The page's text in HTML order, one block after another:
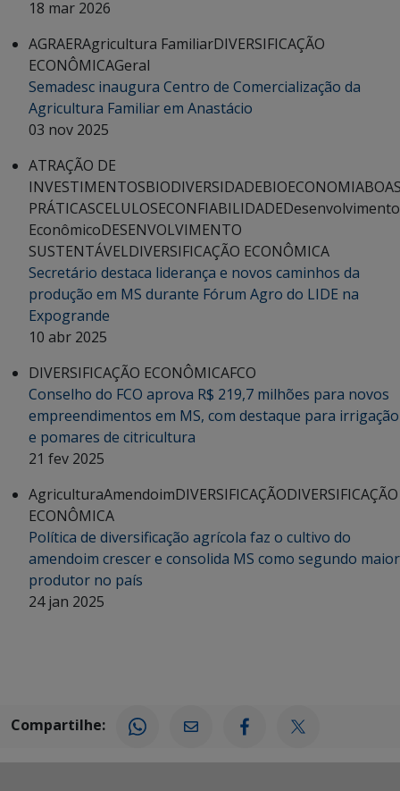
18 mar 2026
AGRAERAgricultura FamiliarDIVERSIFICAÇÃO
ECONÔMICAGeral
Semadesc inaugura Centro de Comercialização da
Agricultura Familiar em Anastácio
03 nov 2025
ATRAÇÃO DE
INVESTIMENTOSBIODIVERSIDADEBIOECONOMIA
PRÁTICASCELULOSECONFIABILIDADEDesenvolvimento
EconômicoDESENVOLVIMENTO
SUSTENTÁVELDIVERSIFICAÇÃO ECONÔMICA
Secretário destaca liderança e novos caminhos da
produção em MS durante Fórum Agro do LIDE na
Expogrande
10 abr 2025
DIVERSIFICAÇÃO ECONÔMICAFCO
Conselho do FCO aprova R$ 219,7 milhões para novos
empreendimentos em MS, com destaque para irrigação
e pomares de citricultura
21 fev 2025
AgriculturaAmendoimDIVERSIFICAÇÃODIVERSIFICAÇÃO
ECONÔMICA
Política de diversificação agrícola faz o cultivo do
amendoim crescer e consolida MS como segundo maior
produtor no país
24 jan 2025
Compartilhe: